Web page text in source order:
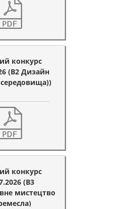
конкурс
(B2 Дизайн
конкурс
(B3
мистецтво